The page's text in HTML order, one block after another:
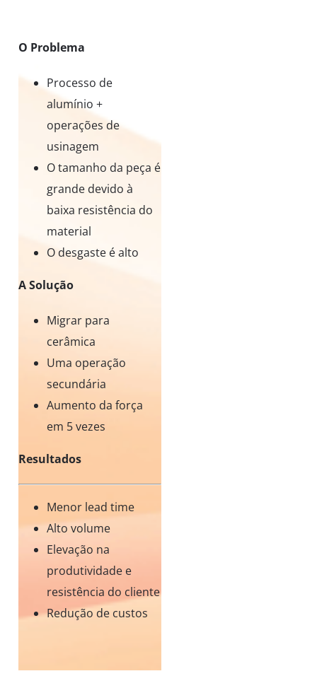
O Problema
Processo de
alumínio +
operações de
usinagem
O tamanho da peça é
grande devido à
baixa resistência do
material
O desgaste é alto
A Solução
Migrar para
cerâmica
Uma operação
secundária
Aumento da força
em 5 vezes
Resultados
Menor lead time
Alto volume
Elevação na
produtividade e
resistência do cliente
Redução de custos